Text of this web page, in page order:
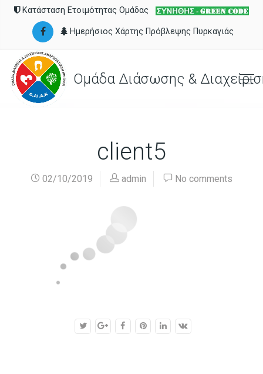
Κατάσταση Ετοιμότητας Ομάδας
Ημερήσιος Χάρτης Πρόβλεψης Πυρκαγιάς
Ομάδα Διάσωσης &
client5
02/10/2019 admin No comments